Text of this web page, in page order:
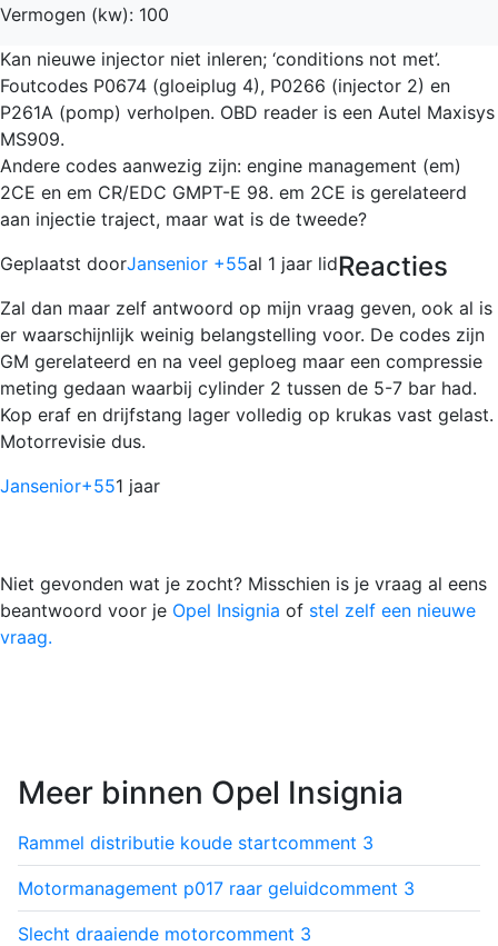
Vermogen (kw): 100
Kan nieuwe injector niet inleren; ‘conditions not met’.
Foutcodes P0674 (gloeiplug 4), P0266 (injector 2) en
P261A (pomp) verholpen. OBD reader is een Autel Maxisys
MS909.
Andere codes aanwezig zijn: engine management (em)
2CE en em CR/EDC GMPT-E 98. em 2CE is gerelateerd
aan injectie traject, maar wat is de tweede?
Geplaatst doorJansenior +55al 1 jaar lidReacties
Zal dan maar zelf antwoord op mijn vraag geven, ook al is
er waarschijnlijk weinig belangstelling voor. De codes zijn
GM gerelateerd en na veel geploeg maar een compressie
meting gedaan waarbij cylinder 2 tussen de 5-7 bar had.
Kop eraf en drijfstang lager volledig op krukas vast gelast.
Motorrevisie dus.
Jansenior+551 jaar
Niet gevonden wat je zocht? Misschien is je vraag al eens
beantwoord voor je Opel Insignia of stel zelf een nieuwe
vraag.
Meer binnen Opel Insignia
Rammel distributie koude startcomment 3
Motormanagement p017 raar geluidcomment 3
Slecht draaiende motorcomment 3